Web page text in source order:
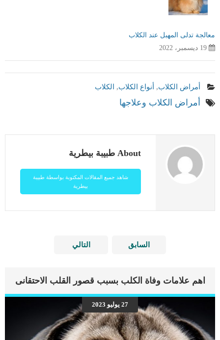
معالجة تدلى المهبل عند الكلاب
19 ديسمبر، 2022
أمراض الكلاب, أنواع الكلاب, الكلاب
أمراض الكلاب وعلاجها
About طبيبة بيطرية
شاهد جميع المقالات المكتوبة بواسطة طبيبة
بيطرية
السابق التالي
اهم علامات وفاة الكلب بسبب قصور القلب الاحتقانى
27 يوليو 2023